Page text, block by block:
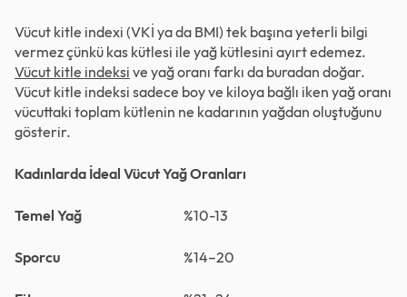
Vücut kitle indexi (VKİ ya da BMI) tek başına yeterli bilgi
vermez çünkü kas kütlesi ile yağ kütlesini ayırt edemez.
Vücut kitle indeksi ve yağ oranı farkı da buradan doğar.
Vücut kitle indeksi sadece boy ve kiloya bağlı iken yağ oranı
vücuttaki toplam kütlenin ne kadarının yağdan oluştuğunu
gösterir.
Kadınlarda İdeal Vücut Yağ Oranları
Temel Yağ %10-13
Sporcu %14–20